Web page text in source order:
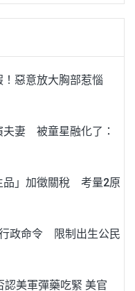
惡意放大胸部惹惱
夫妻 被童星融化了：
品」加徵關稅 考量2原
政命令 限制出生公民
美軍彈藥吃緊 美官